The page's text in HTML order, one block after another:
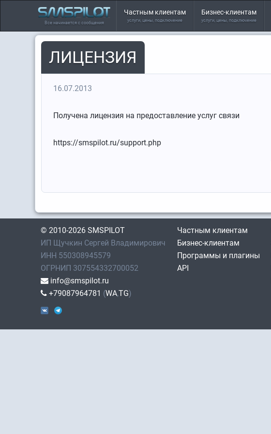
Все начинается с сообщения
Частным клиентам
услуги, цены, подключение
Бизнес-клиентам
услуги, цены, подключение
ЛИЦЕНЗИЯ
16.07.2013
Получена лицензия на предоставление услуг связи
https://smspilot.ru/support.php
© 2010-2026 SMSPILOT
ИП Щучкин Сергей Владимирович
ИНН 550308945579
ОГРНИП 307554332700052
info@smspilot.ru
+79087964781 (WA,TG)
Частным клиентам
Бизнес-клиентам
Программы и плагины
API